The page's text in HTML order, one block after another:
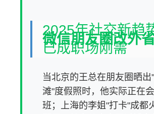
2025年社交新趋
微信朋友圈改外
已成职场刚需
当北京的王总在朋友圈晒出
滩"度假照时，他实际正在
班；上海的李姐"打卡"成都